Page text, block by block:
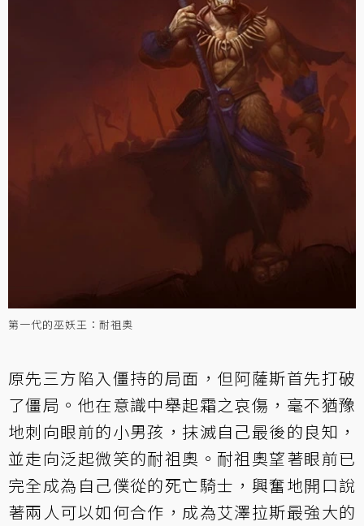
第一代的巫妖王：耐祖奧
原先三方陷入僵持的局面，但阿薩斯首先打破
了僵局。他在意識中舉起霜之哀傷，毫不猶豫
地刺向眼前的小男孩，抹滅自己最後的良知，
並走向泛起微笑的耐祖奧。耐祖奧望著眼前已
完全成為自己僕從的死亡騎士，興奮地開口說
著兩人可以如何合作，成為艾澤拉斯最強大的